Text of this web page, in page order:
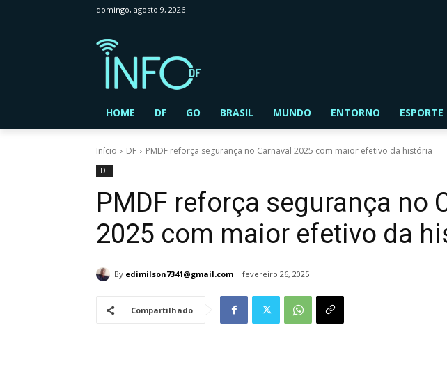
domingo, agosto 9, 2026
HOME DF GO BRASIL MUNDO ENTORNO ESPORTE
Início DF PMDF reforça segurança no Carnaval 2025 com maior efetivo da história
DF
PMDF reforça segurança no
2025 com maior efetivo da
By edimilson7341@gmail.com fevereiro 26, 2025
Compartilhado